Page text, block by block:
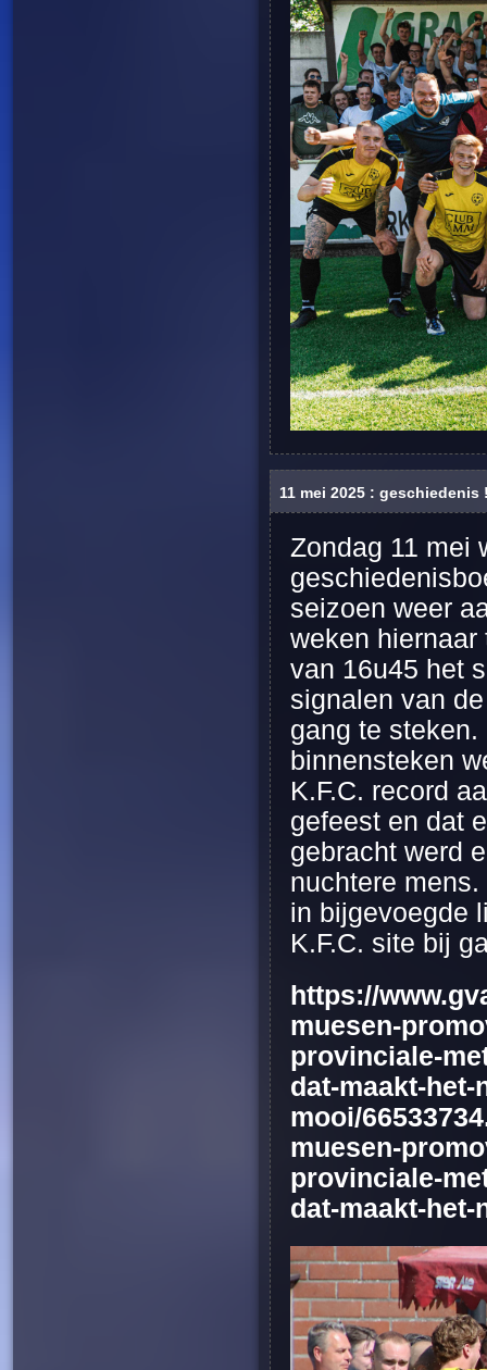
11 mei 2025 : geschiedenis
Zondag 11 mei
seizoen weer
weken hiernaar
van 16u45 het
signalen van
gang te
binnensteken
K.F.C. record
gefeest en dat
gebracht werd
nuchtere
in bijgevoegde
K.F.C. site bij
https://
muesen-
provinciale-
dat-maakt-het-
mooi/
muesen-
provinciale-
dat-maakt-het-